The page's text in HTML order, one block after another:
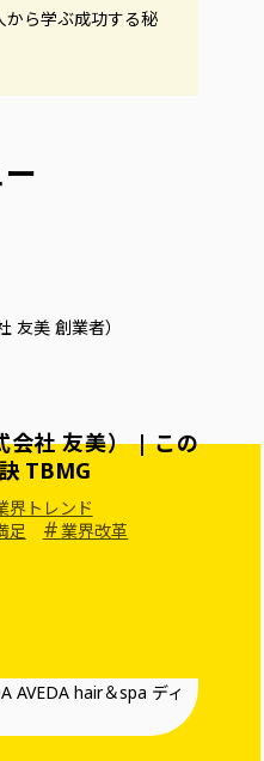
から学ぶ成功する秘
会社 友美） | この
TBMG
界トレンド
足 #業界改革